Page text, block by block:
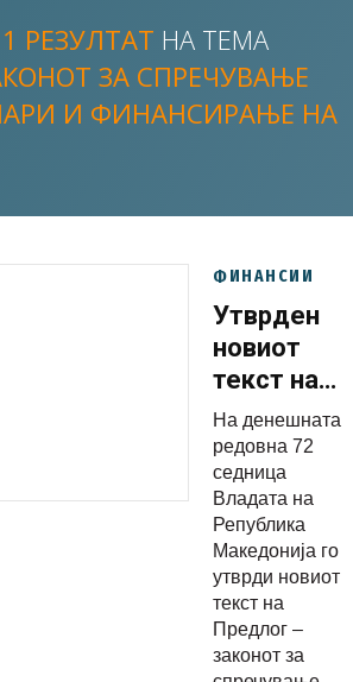
1 РЕЗУЛТАТ НА ТЕМА
ЗА СПРЕЧУВАЊЕ
И ФИНАНСИРАЊЕ НА
ФИНАНСИИ
Утврден
новиот
текст на
предлог-
законот
за
на
перење
пари и
на
На денешната
редовна 72
седница
Владата на
Република
Македонија го
утврди новиот
текст на
Предлог –
законот за